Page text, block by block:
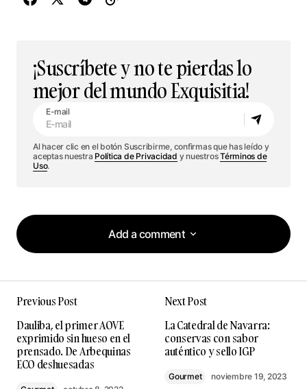
¡Suscríbete y no te pierdas lo
mejor del mundo Exquisitia!
E-mail
Al hacer clic en el botón Suscribirme, confirmas que has leído y
aceptas nuestra Política de Privacidad y nuestrosTérminos de
Uso.
Add a comment
Add a comment
publicada. Los campos obligatorios están
marcados con *
Previous Post
Dauliba, el primer AOVE
exprimido sin hueso en el
prensado. De Arbequinas
ECO deshuesadas
Next Post
La Catedral de Navarra:
conservas con sabor
auténtico y sello IGP
Gourmet noviembre 19, 2023